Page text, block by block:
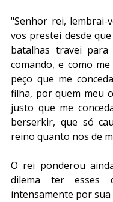
"Senhor rei,
vos prestei desde
batalhas travei
comando, e como
peço que me
filha, por quem meu
justo que me
berserkir, que só
reino quanto nos de
O rei ponderou
dilema ter esses
intensamente por sua